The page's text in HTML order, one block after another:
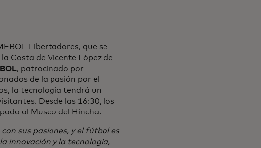
Libertadores, que se
Costa de Vicente López de
, patrocinado por
de la pasión por el
la tecnología tendrá un
Desde las 16:30, los
al Museo del Hincha.
sus pasiones, y el fútbol es
innovación y la tecnología,